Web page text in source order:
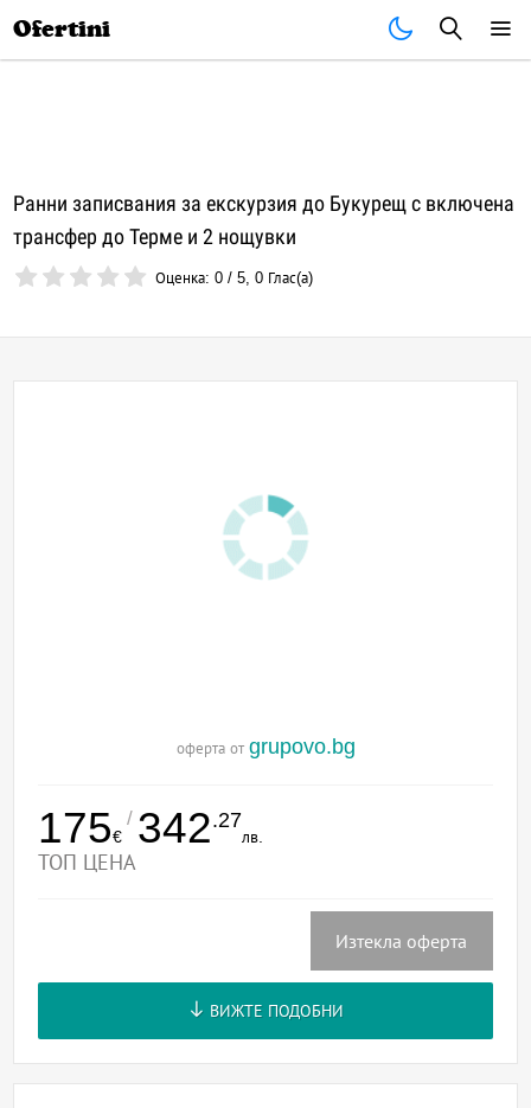
Ofertini
Ранни записвания за екскурзия до Букурещ с включена
трансфер до Терме и 2 нощувки
Оценка:0 /5,0 Глас(а)
оферта от grupovo.bg
175€
/ 342.27
лв.
ТОП ЦЕНА
Изтекла оферта
ВИЖТЕ ПОДОБНИ